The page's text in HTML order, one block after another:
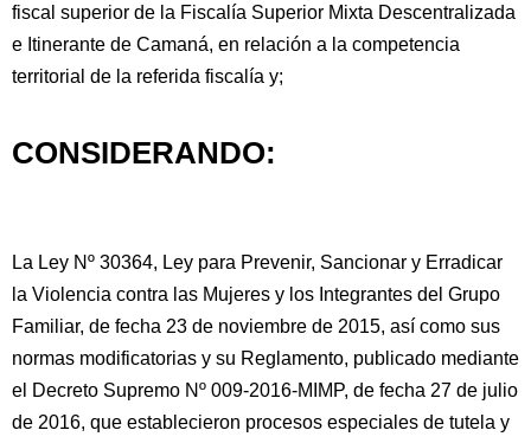
fiscal superior de la Fiscalía Superior Mixta Descentralizada
e Itinerante de Camaná, en relación a la competencia
territorial de la referida fiscalía y;
CONSIDERANDO:
La Ley Nº 30364, Ley para Prevenir, Sancionar y Erradicar
la Violencia contra las Mujeres y los Integrantes del Grupo
Familiar, de fecha 23 de noviembre de 2015, así como sus
normas modificatorias y su Reglamento, publicado mediante
el Decreto Supremo Nº 009-2016-MIMP, de fecha 27 de julio
de 2016, que establecieron procesos especiales de tutela y